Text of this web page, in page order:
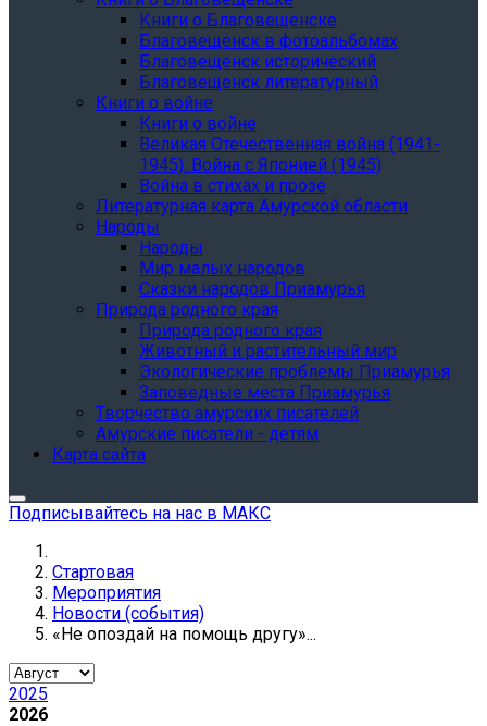
Книги о Благовещенске
Благовещенск в фотоальбомах
Благовещенск исторический
Благовещенск литературный
Книги о войне
Книги о войне
Великая Отечественная война (1941-
1945). Война с Японией (1945)
Война в стихах и прозе
Литературная карта Амурской области
Народы
Народы
Мир малых народов
Сказки народов Приамурья
Природа родного края
Природа родного края
Животный и растительный мир
Экологические проблемы Приамурья
Заповедные места Приамурья
Творчество амурских писателей
Амурские писатели - детям
Карта сайта
Подписывайтесь на нас в МАКС
Стартовая
Мероприятия
Новости (события)
«Не опоздай на помощь другу»...
2025
2026